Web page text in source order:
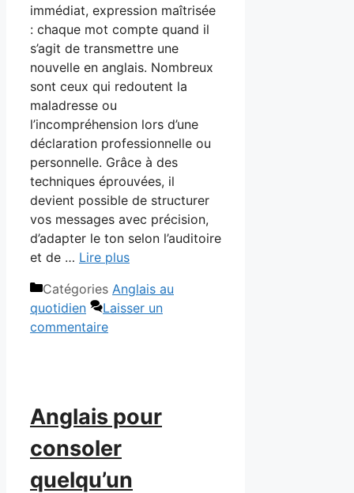
immédiat, expression maîtrisée
: chaque mot compte quand il
s’agit de transmettre une
nouvelle en anglais. Nombreux
sont ceux qui redoutent la
maladresse ou
l’incompréhension lors d’une
déclaration professionnelle ou
personnelle. Grâce à des
techniques éprouvées, il
devient possible de structurer
vos messages avec précision,
d’adapter le ton selon l’auditoire
et de … Lire plus
Catégories Anglais au
quotidien
Laisser un
commentaire
Anglais pour
consoler
quelqu’un